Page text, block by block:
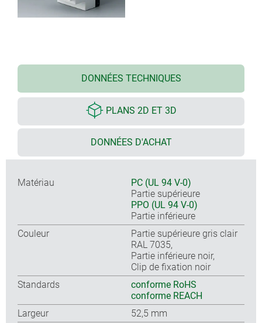
DONNÉES TECHNIQUES
PLANS 2D ET 3D
DONNÉES D'ACHAT
Matériau
PC (UL 94 V-0)
Partie supérieure
PPO (UL 94 V-0)
Partie inférieure
Couleur
Partie supérieure gris clair
RAL 7035,
Partie inférieure noir,
Clip de fixation noir
Standards
conforme RoHS
conforme REACH
Largeur
52,5 mm